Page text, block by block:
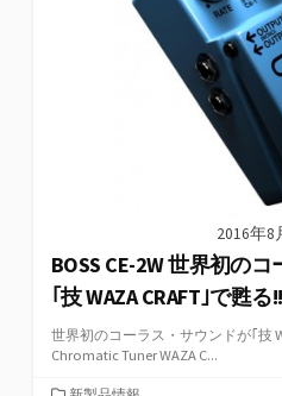
2016年8
BOSS CE-2W 世界初の
｢技 WAZA CRAFT｣で甦る!!
世界初のコーラス・サウンドが｢技
Chromatic Tuner WAZA C...